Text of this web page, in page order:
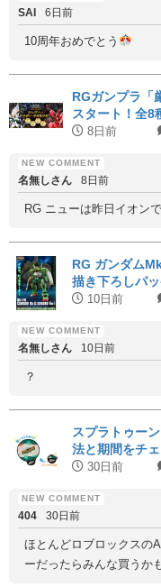
SAI 6日前
10周年おめでとう
RGガンプラ「
スタート！全8
8日前
名無しさん 8日前
RG ニューは昨日イオン
RG ガンダム
描き下ろしパ
10日前
名無しさん 10日前
？
スプラトゥー
法と期間をチェ
30日前
404 30日前
ほとんどロブロックスの
ーだったらみんな買うか